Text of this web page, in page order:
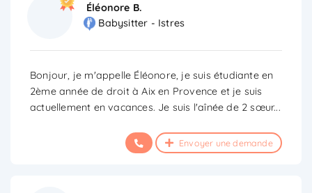
Éléonore B.
Babysitter - Istres
Bonjour, je m'appelle Éléonore, je suis étudiante en
2ème année de droit à Aix en Provence et je suis
actuellement en vacances. Je suis l'aînée de 2 sœur...
Envoyer une demande